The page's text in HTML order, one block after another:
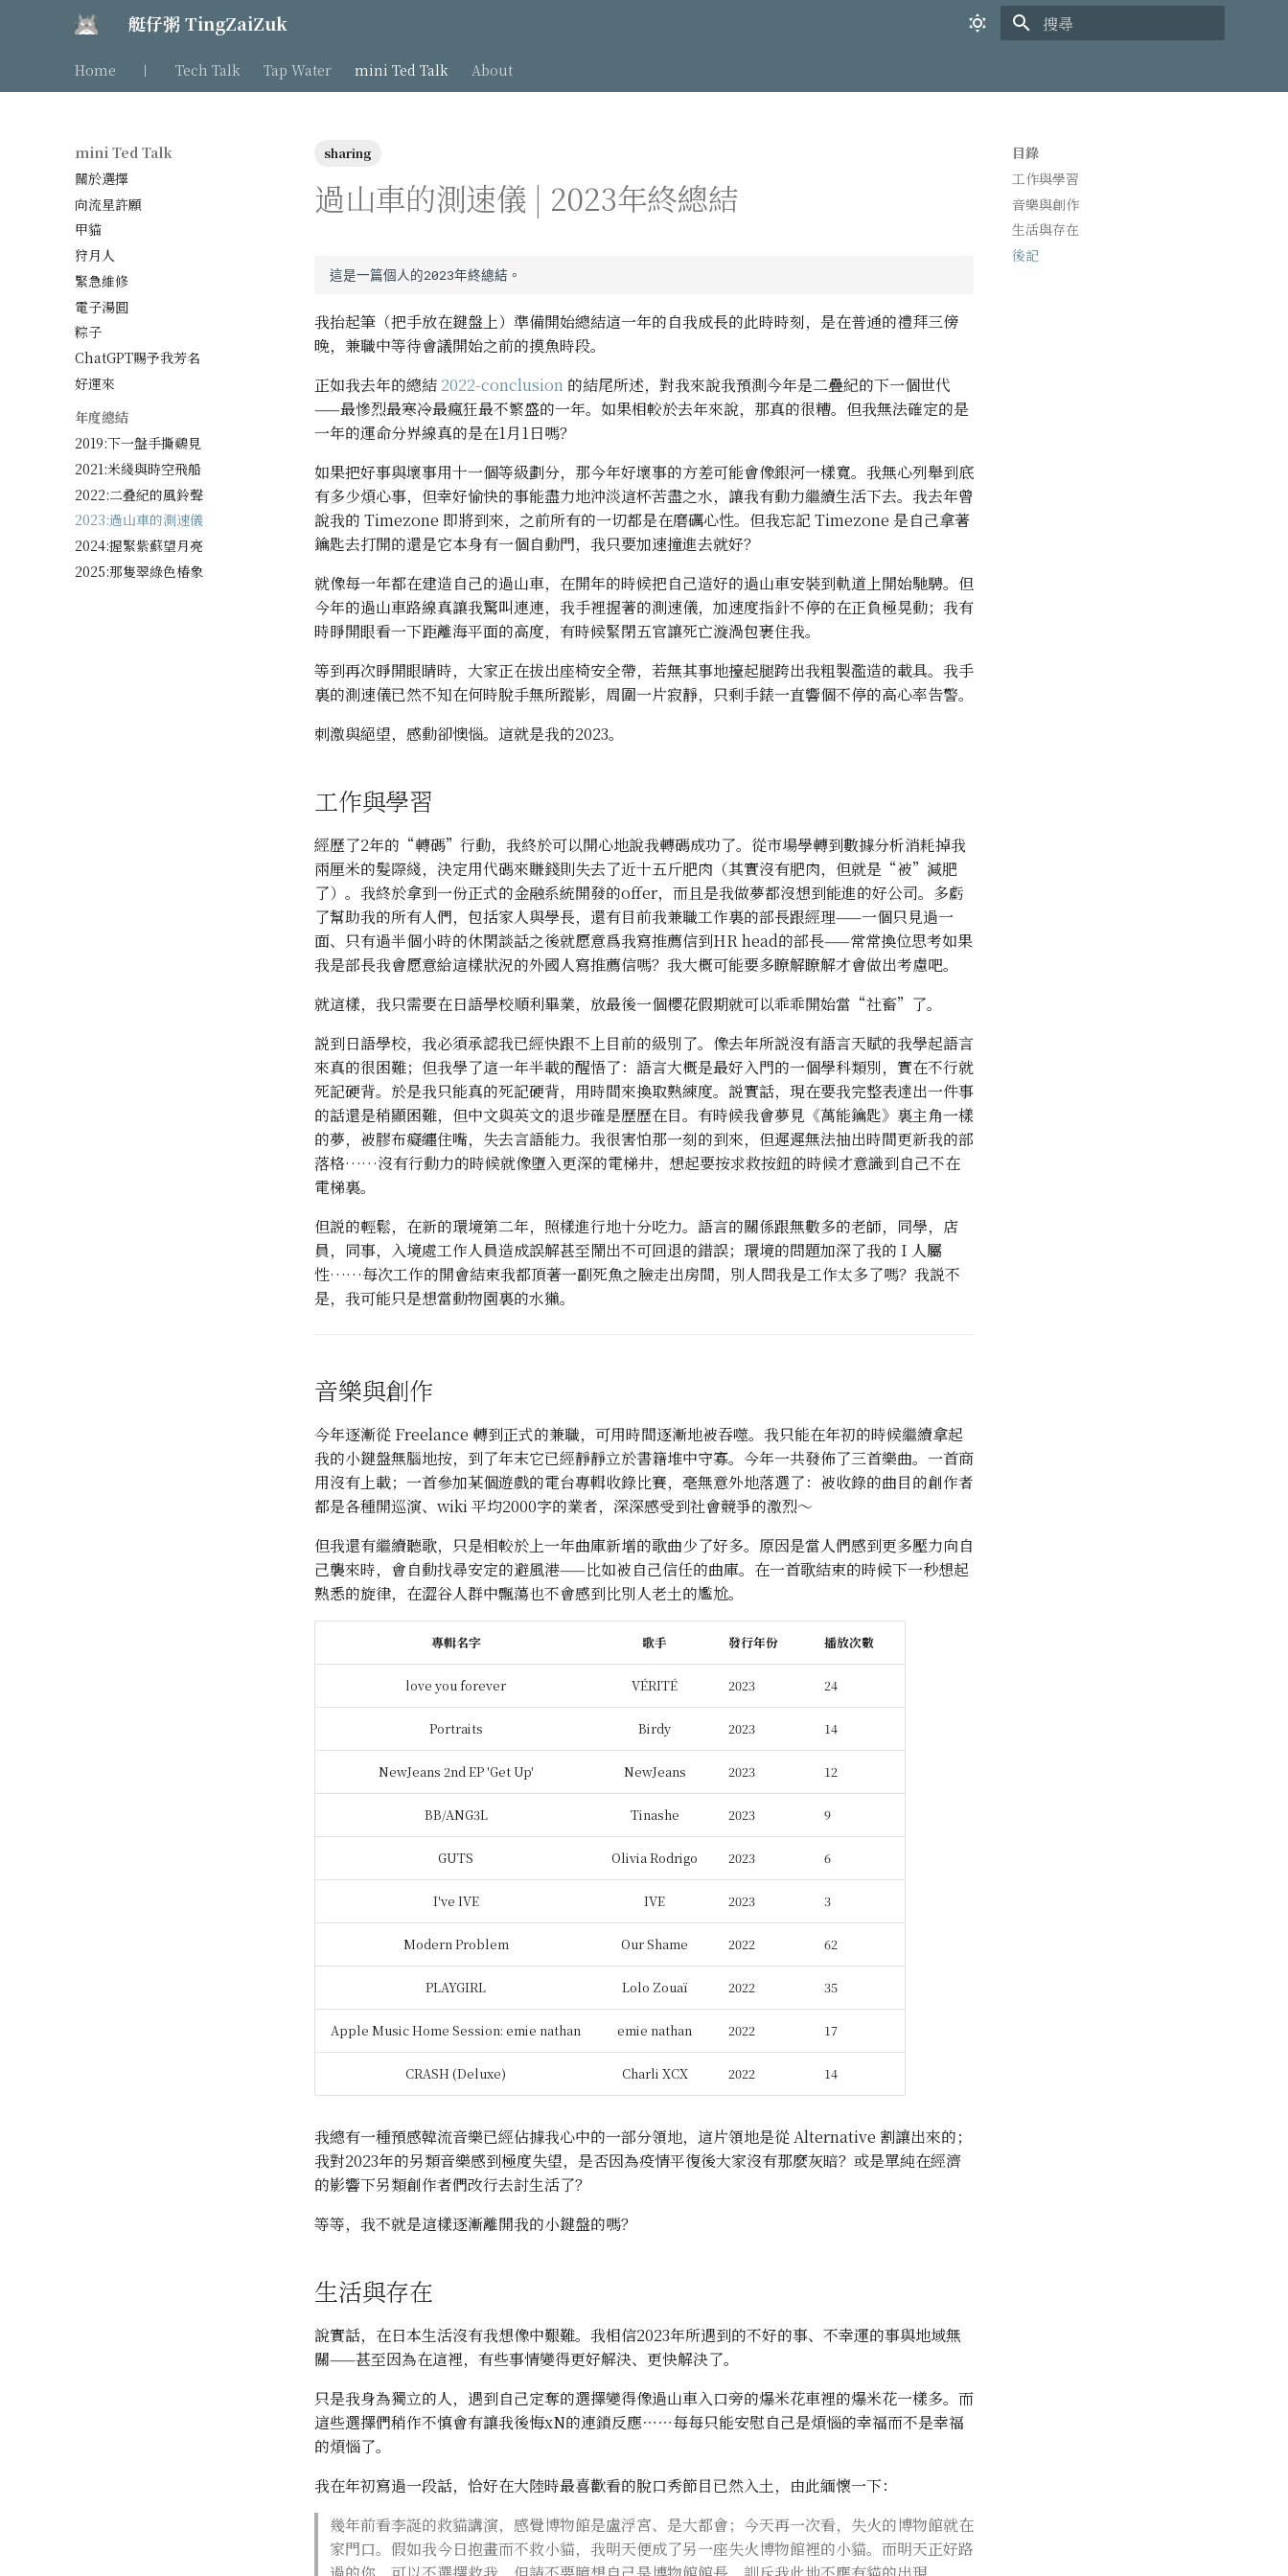
艇仔粥 TingZaiZuk
Home 丨 Tech Talk Tap Water mini Ted Talk About
mini Ted Talk
關於選擇
向流星許願
甲貓
狩月人
緊急維修
電子湯圓
粽子
ChatGPT賜予我芳名
好運來
年度總結
2019:下一盤手撕鷄見
2021:米綫與時空飛船
2022:二叠紀的風鈴聲
2023:過山車的測速儀
2024:握緊紫蘇望月亮
2025:那隻翠綠色椿象
目錄
工作與學習
音樂與創作
生活與存在
後記
sharing
過山車的測速儀 | 2023年終總結
我抬起筆（把手放在鍵盤上）準備開始總結這一年的自我成長的此時時刻，是在普通的禮拜三傍
晚，兼職中等待會議開始之前的摸魚時段。
正如我去年的總結 2022-conclusion 的結尾所述，對我來說我預測今年是二疊紀的下一個世代
——最慘烈最寒冷最瘋狂最不繁盛的一年。如果相較於去年來說，那真的很糟。但我無法確定的是
一年的運命分界線真的是在1月1日嗎？
如果把好事與壞事用十一個等級劃分，那今年好壞事的方差可能會像銀河一樣寬。我無心列舉到底
有多少煩心事，但幸好愉快的事能盡力地沖淡這杯苦盡之水，讓我有動力繼續生活下去。我去年曾
說我的 Timezone 即將到來，之前所有的一切都是在磨礪心性。但我忘記 Timezone 是自己拿著
鑰匙去打開的還是它本身有一個自動門，我只要加速撞進去就好？
就像每一年都在建造自己的過山車，在開年的時候把自己造好的過山車安裝到軌道上開始馳騁。但
今年的過山車路線真讓我驚叫連連，我手裡握著的測速儀，加速度指針不停的在正負極晃動；我有
時睜開眼看一下距離海平面的高度，有時候緊閉五官讓死亡漩渦包裹住我。
等到再次睜開眼睛時，大家正在拔出座椅安全帶，若無其事地擡起腿跨出我粗製濫造的載具。我手
裏的測速儀已然不知在何時脫手無所蹤影，周圍一片寂靜，只剩手錶一直響個不停的高心率告警。
刺激與絕望，感動卻懊惱。這就是我的2023。
工作與學習
經歷了2年的“轉碼”行動，我終於可以開心地說我轉碼成功了。從市場學轉到數據分析消耗掉我
兩厘米的髮際綫，決定用代碼來賺錢則失去了近十五斤肥肉（其實沒有肥肉，但就是“被”減肥
了）。我終於拿到一份正式的金融系統開發的offer，而且是我做夢都沒想到能進的好公司。多虧
了幫助我的所有人們，包括家人與學長，還有目前我兼職工作裏的部長跟經理——一個只見過一
面、只有過半個小時的休閑談話之後就愿意爲我寫推薦信到HR head的部長——常常換位思考如果
我是部長我會愿意給這樣狀況的外國人寫推薦信嗎？我大概可能要多瞭解瞭解才會做出考慮吧。
就這樣，我只需要在日語學校順利畢業，放最後一個櫻花假期就可以乖乖開始當“社畜”了。
説到日語學校，我必須承認我已經快跟不上目前的級別了。像去年所説沒有語言天賦的我學起語言
來真的很困難；但我學了這一年半載的醒悟了：語言大概是最好入門的一個學科類別，實在不行就
死記硬背。於是我只能真的死記硬背，用時間來換取熟練度。説實話，現在要我完整表達出一件事
的話還是稍顯困難，但中文與英文的退步確是歷歷在目。有時候我會夢見《萬能鑰匙》裏主角一樣
的夢，被膠布癡纏住嘴，失去言語能力。我很害怕那一刻的到來，但遲遲無法抽出時間更新我的部
落格……沒有行動力的時候就像墮入更深的電梯井，想起要按求救按鈕的時候才意識到自己不在
電梯裏。
但説的輕鬆，在新的環境第二年，照樣進行地十分吃力。語言的關係跟無數多的老師，同學，店
員，同事，入境處工作人員造成誤解甚至鬧出不可回退的錯誤；環境的問題加深了我的 I 人屬
性……每次工作的開會結束我都頂著一副死魚之臉走出房間，別人問我是工作太多了嗎？我説不
是，我可能只是想當動物園裏的水獺。
音樂與創作
今年逐漸從 Freelance 轉到正式的兼職，可用時間逐漸地被吞噬。我只能在年初的時候繼續拿起
我的小鍵盤無腦地按，到了年末它已經靜靜立於書籍堆中守寡。今年一共發佈了三首樂曲。一首商
用沒有上載；一首參加某個遊戲的電台專輯收錄比賽，毫無意外地落選了：被收錄的曲目的創作者
都是各種開巡演、wiki 平均2000字的業者，深深感受到社會競爭的激烈～
但我還有繼續聽歌，只是相較於上一年曲庫新增的歌曲少了好多。原因是當人們感到更多壓力向自
己襲來時，會自動找尋安定的避風港——比如被自己信任的曲庫。在一首歌結束的時候下一秒想起
熟悉的旋律，在澀谷人群中飄蕩也不會感到比別人老土的尷尬。
專輯名字 歌手 發行年份 播放次數
love you forever VÉRITÉ 2023 24
Portraits Birdy 2023 14
NewJeans 2nd EP 'Get Up' NewJeans 2023 12
BB/ANG3L Tinashe 2023 9
GUTS Olivia Rodrigo 2023 6
I've IVE IVE 2023 3
Modern Problem Our Shame 2022 62
PLAYGIRL Lolo Zouaï 2022 35
Apple Music Home Session: emie nathan emie nathan 2022 17
CRASH (Deluxe) Charli XCX 2022 14
我總有一種預感韓流音樂已經佔據我心中的一部分領地，這片領地是從 Alternative 割讓出來的；
我對2023年的另類音樂感到極度失望，是否因為疫情平復後大家沒有那麼灰暗？或是單純在經濟
的影響下另類創作者們改行去討生活了？
等等，我不就是這樣逐漸離開我的小鍵盤的嗎？
生活與存在
說實話，在日本生活沒有我想像中艱難。我相信2023年所遇到的不好的事、不幸運的事與地域無
關——甚至因為在這裡，有些事情變得更好解決、更快解決了。
只是我身為獨立的人，遇到自己定奪的選擇變得像過山車入口旁的爆米花車裡的爆米花一樣多。而
這些選擇們稍作不慎會有讓我後悔xN的連鎖反應⋯⋯每每只能安慰自己是煩惱的幸福而不是幸福
的煩惱了。
我在年初寫過一段話，恰好在大陸時最喜歡看的脫口秀節目已然入土，由此緬懷一下：
幾年前看李誕的救貓講演，感覺博物館是盧浮宮、是大都會；今天再一次看，失火的博物館就在
家門口。假如我今日抱畫而不救小貓，我明天便成了另一座失火博物館裡的小貓。而明天正好路